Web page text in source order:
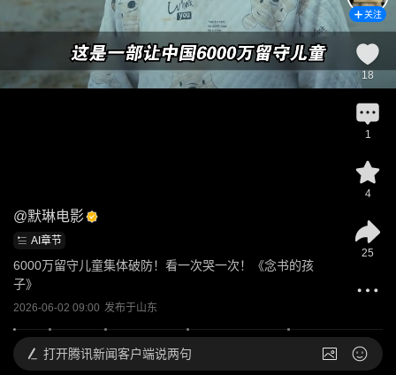
@默琳电影
AI章节
6000万留守儿童集体破防！看一次哭一次！《念书的孩
子》
2026-06-02 09:00 发布于山东
关注
18
1
4
25
打开腾讯新闻客户端说两句